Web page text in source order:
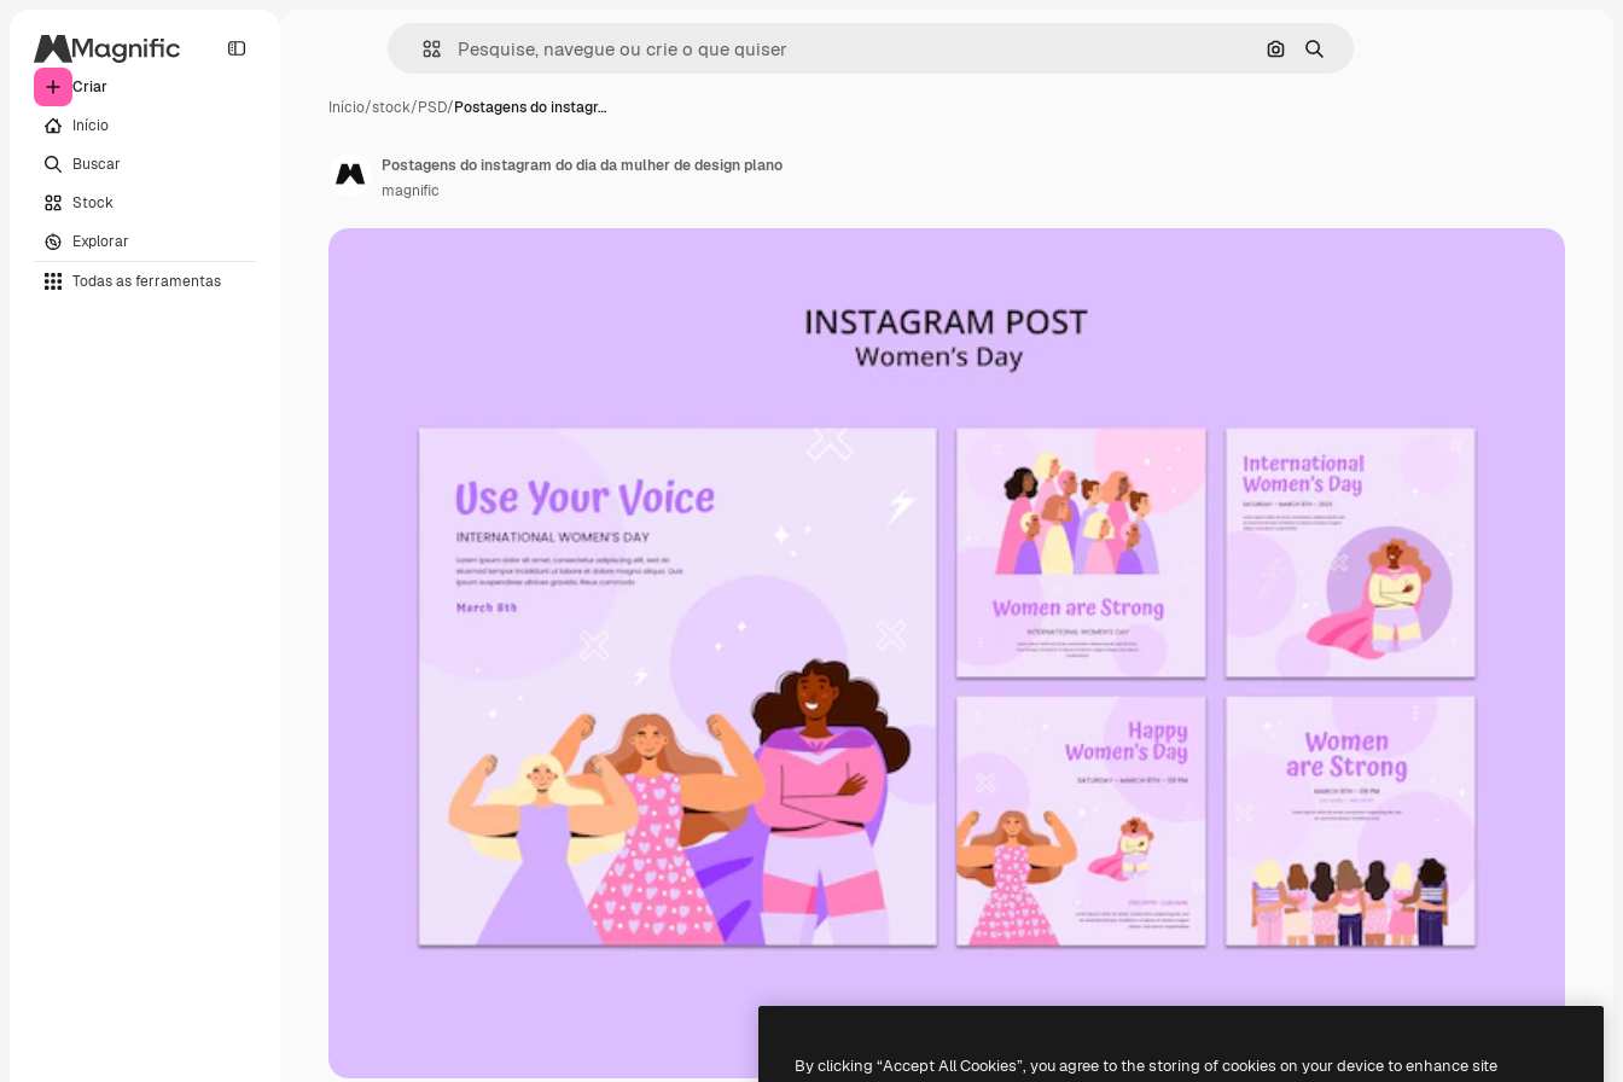
Criar
Início
Buscar
Stock
Explorar
Todas as ferramentas
Pesquisar por imagem
Buscar
Início/stock/PSD/Postagens do instagr…
Postagens do instagram do dia da mulher de design plano
magnific
By clicking “Accept All Cookies”, you agree to the storing of cookies on your device to enhance site